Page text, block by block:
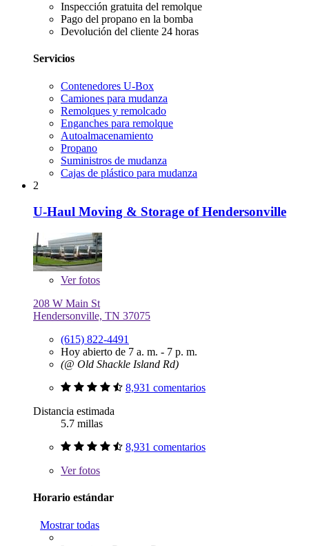
Inspección gratuita del remolque
Pago del propano en la bomba
Devolución del cliente 24 horas
Servicios
Contenedores U-Box
Camiones para mudanza
Remolques y remolcado
Enganches para remolque
Autoalmacenamiento
Propano
Suministros de mudanza
Cajas de plástico para mudanza
2
U-Haul Moving & Storage of Hendersonville
Verfotos
208 W Main St
Hendersonville, TN 37075
(615) 822-4491
Hoy abierto de 7 a. m. - 7 p. m.
(@ Old Shackle Island Rd)
8,931 comentarios
Distancia estimada
5.7 millas
8,931 comentarios
Verfotos
Horario estándar
Mostrar todas